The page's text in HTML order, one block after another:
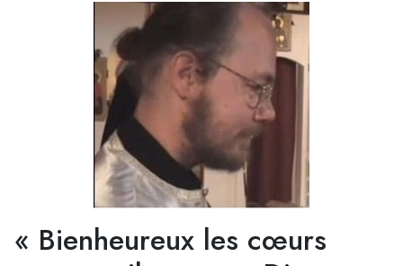
« Bienheureux les cœurs